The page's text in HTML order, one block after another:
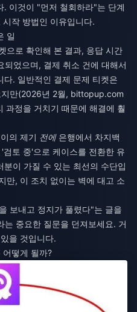
. 이것이 "먼저 철회하라"는 단계
작 방법인 이유입니다.
일
으로 확인해 본 결과, 응답 시간
되었으며, 결제 취소 건에 대해서
. 일반적인 결제 문제 티켓은
지만(2026년 2월, bittopup.com
과정을 거치기 때문에 해결에 훨
의 제기 전에은행에서 차지백
토 중'으로 케이스를 전환한 유
이 가질 수 있는 최선의 수단입
만, 이 조치 없이는 벽에 대고 소
보내고 정지가 풀렸다"는 글을
중요한 질문을 던져보세요. 거
을 것입니다.
어떻게 될까?